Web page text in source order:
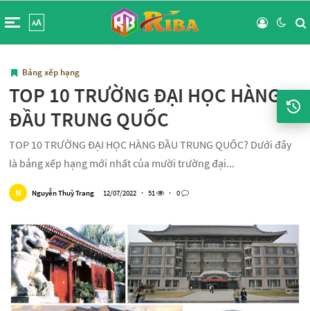
AA
Bảng xếp hạng
TOP 10 TRƯỜNG ĐẠI HỌC HÀNG
ĐẦU TRUNG QUỐC
TOP 10 TRƯỜNG ĐẠI HỌC HÀNG ĐẦU TRUNG QUỐC? Dưới đây
là bảng xếp hạng mới nhất của mười trường đại...
N Nguyễn Thuỳ Trang 12/07/2022 ・ 51 ・ 0